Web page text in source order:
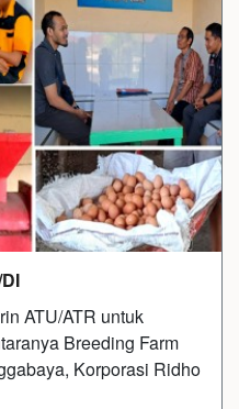
ATU/ATR untuk
Breeding Farm
Korporasi Ridho